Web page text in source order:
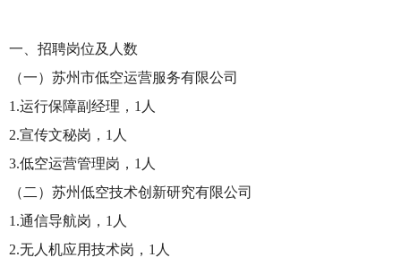
一、招聘岗位及人数
（一）苏州市低空运营服务有限公司
1.运行保障副经理，1人
2.宣传文秘岗，1人
3.低空运营管理岗，1人
（二）苏州低空技术创新研究有限公司
1.通信导航岗，1人
2.无人机应用技术岗，1人